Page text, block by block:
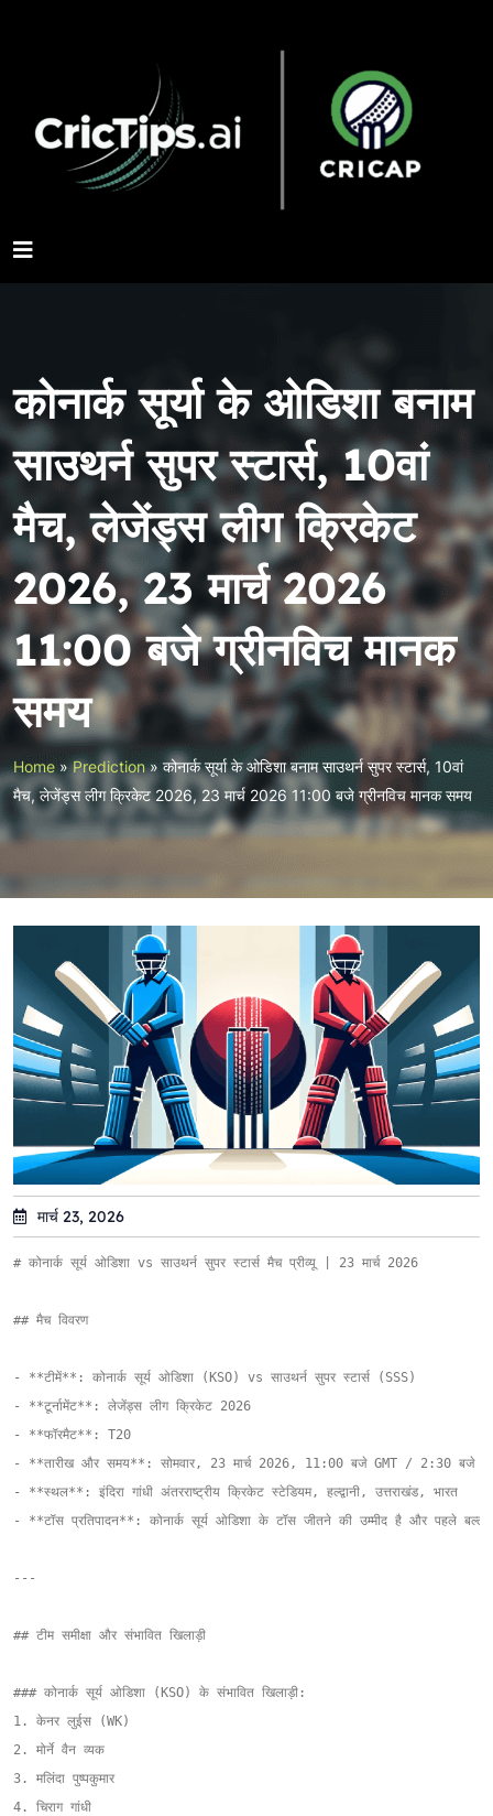
कोनार्क सूर्या के ओडिशा बनाम
साउथर्न सुपर स्टार्स, 10वां
मैच, लेजेंड्स लीग क्रिकेट
2026, 23 मार्च 2026
11:00 बजे ग्रीनविच मानक
समय
Home »Prediction» कोनार्क सूर्या के ओडिशा बनाम साउथर्न सुपर स्टार्स, 10वां
मैच, लेजेंड्स लीग क्रिकेट 2026, 23 मार्च 2026 11:00 बजे ग्रीनविच मानक समय
मार्च 23, 2026
# कोनार्क सूर्य ओडिशा vs साउथर्न सुपर स्टार्स मैच प्रीव्यू | 23 मार्च 2026
## मैच विवरण
- **टीमें**: कोनार्क सूर्य ओडिशा (KSO) vs साउथर्न सुपर स्टार्स (SSS)
- **टूर्नामेंट**: लेजेंड्स लीग क्रिकेट 2026
- **फॉरमैट**: T20
- **तारीख और समय**: सोमवार, 23 मार्च 2026, 11:00 बजे GMT / 2:30
- **स्थल**: इंदिरा गांधी अंतरराष्ट्रीय क्रिकेट स्टेडियम, हल्द्वानी, उत्तराखंड, भारत
- **टॉस प्रतिपादन**: कोनार्क सूर्य ओडिशा के टॉस जीतने की उम्मीद है और पहले
---
## टीम समीक्षा और संभावित खिलाड़ी
### कोनार्क सूर्य ओडिशा (KSO) के संभावित खिलाड़ी:
1. केनर लुईस (WK)
2. मोर्ने वैन व्यक
3. मलिंदा पुष्पकुमार
4. चिराग गांधी